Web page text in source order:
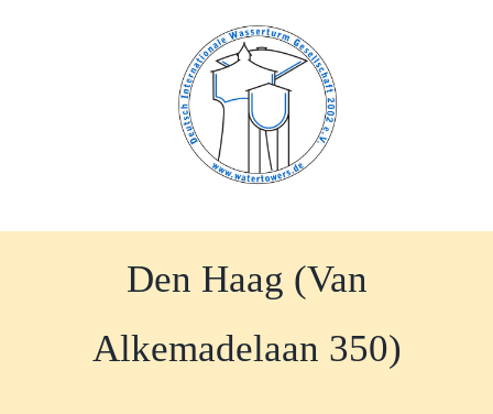
Den Haag (Van
Alkemadelaan 350)